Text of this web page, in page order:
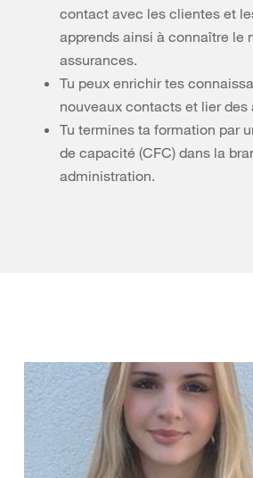
contact avec les clientes et
apprends ainsi à connaître le
assurances.
Tu peux enrichir tes
nouveaux contacts et lier des
Tu termines ta formation par
de capacité (CFC) dans la
administration.